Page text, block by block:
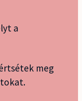
a
meg